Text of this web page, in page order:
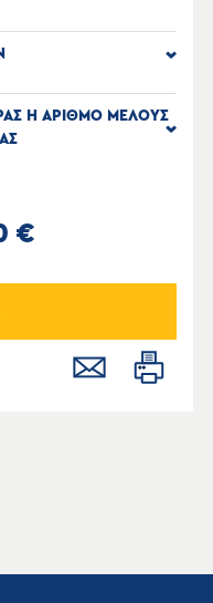
Η ΑΡΙΘΜΟ ΜΕΛΟΥΣ
€